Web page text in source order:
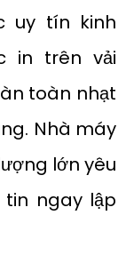
uy tín kinh
in trên vải
toàn nhạt
Nhà máy
lớn yêu
ngay lập